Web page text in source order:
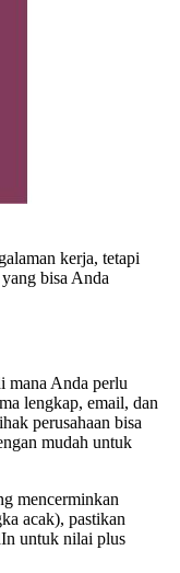
kerja, tetapi
bisa Anda
mana Anda perlu
lengkap, email, dan
perusahaan bisa
mudah untuk
mencerminkan
acak), pastikan
untuk nilai plus